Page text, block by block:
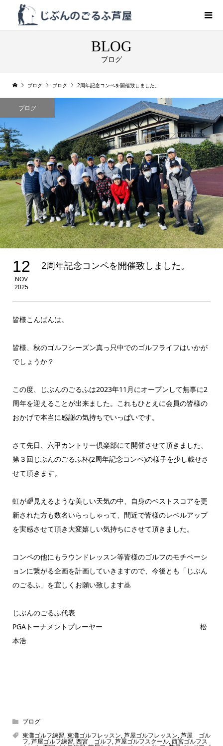
BLOG
ブログ
ブログ ブログ 2周年記念コンペを開催致しました。
ブログ
12
NOV
2025
2周年記念コンペを開催致しました。
皆様こんばんは。
皆様、秋のゴルフシーズン真っ只中でのゴルフライフはいかが
でしょうか？
この度、じぶんのごるふは2023年11月にオープンして無事に2
周年を迎えることが出来ました。これもひとえに会員の皆様の
おかげで本当に感謝の気持ちでいっぱいです。
さて先日、六甲カントリー倶楽部にて開催させて頂きました、
第３回じぶんのごるふ杯(2周年記念コンペ)の様子を少し載せさ
せて頂きます。
虹が🌈見えるような美しい天気の中、自身のベストスコアを更
新された方も数名いらっしゃって、間近で皆様のレベルアップ
を実感させて頂き大変嬉しい気持ちにさせて頂きました。
コンペの他にもラウンドレッスン等皆様のゴルフのモチベーシ
ョンに繋がる企画を計画していきますので、今後とも「じぶん
のごるふ」を宜しくお願い致します🙇
じぶんのごるふ代表
PGAトーナメントプレーヤー 松
本浩
ブログ
東灘ゴルフ練習,東灘ゴルフレッスン,芦屋ゴルフレッスン,芦屋 ゴル
フ,芦屋ゴルフ練習,西宮 ゴルフ,芦屋ゴルフスクール,西宮ゴルフス